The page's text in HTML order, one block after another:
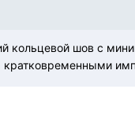
кольцевой шов с
кратковременными